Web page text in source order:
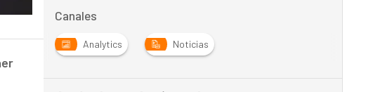
Canales
Analytics Noticias